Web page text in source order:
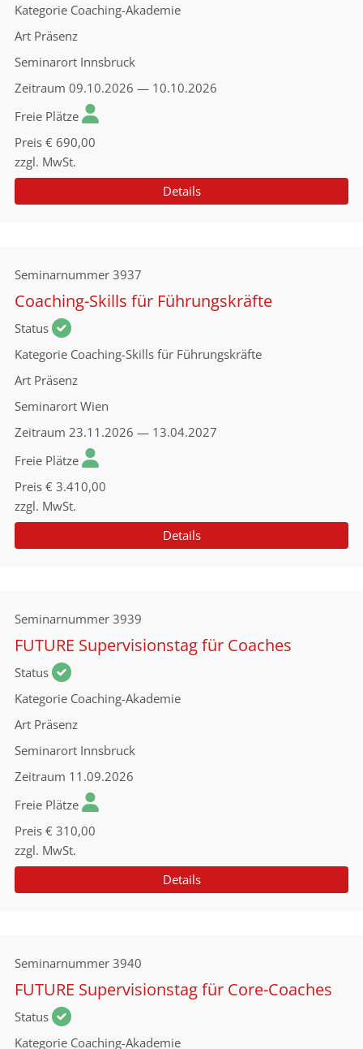
Kategorie Coaching-Akademie
Art Präsenz
Seminarort Innsbruck
Zeitraum 09.10.2026 — 10.10.2026
Freie Plätze
Preis € 690,00
zzgl. MwSt.
Details
Seminarnummer 3937
Coaching-Skills für Führungskräfte
Status
Kategorie Coaching-Skills für Führungskräfte
Art Präsenz
Seminarort Wien
Zeitraum 23.11.2026 — 13.04.2027
Freie Plätze
Preis € 3.410,00
zzgl. MwSt.
Details
Seminarnummer 3939
FUTURE Supervisionstag für Coaches
Status
Kategorie Coaching-Akademie
Art Präsenz
Seminarort Innsbruck
Zeitraum 11.09.2026
Freie Plätze
Preis € 310,00
zzgl. MwSt.
Details
Seminarnummer 3940
FUTURE Supervisionstag für Core-Coaches
Status
Kategorie Coaching-Akademie